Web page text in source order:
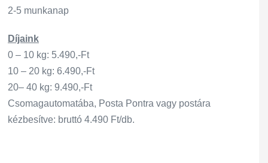
2-5 munkanap
Díjaink
0 – 10 kg: 5.490,-Ft
10 – 20 kg: 6.490,-Ft
20– 40 kg: 9.490,-Ft
Csomagautomatába, Posta Pontra vagy postára
kézbesítve: bruttó 4.490 Ft/db.